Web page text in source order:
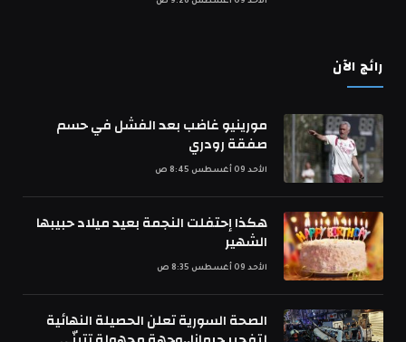
الأحد 09 أغسطس 9:26 ص
رائج الآن
مورينيو غاضب بعد الفشل في حسم
صفقة رودري
الأحد 09 أغسطس 8:45 ص
هكذا إحتفلت النجمة بعيد ميلاد حبيبها
الشهير
الأحد 09 أغسطس 8:35 ص
الصحة السورية تعلن الحصيلة النهائية